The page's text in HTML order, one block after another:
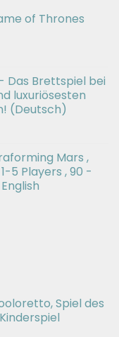
of Thrones
Das Brettspiel bei
luxuriösesten
(Deutsch)
Mars ,
5 Players , 90 -
Spiel des